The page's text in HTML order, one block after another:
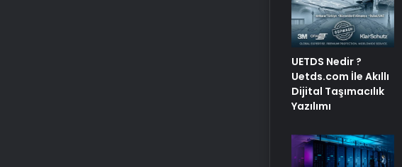
UETDS Nedir ?
Uetds.com İle Akıllı
Dijital Taşımacılık
Yazılımı